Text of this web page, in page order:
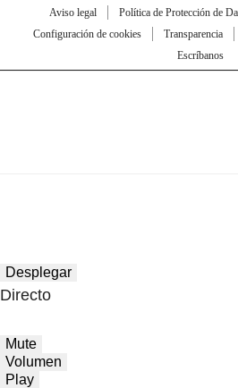
Aviso legal Política de Protección de
Configuración de cookies
Transparencia
Escríbanos
Desplegar
Directo
Mute
Volumen
Play